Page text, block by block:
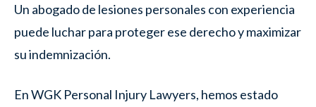
Un abogado de lesiones personales con experiencia
puede luchar para proteger ese derecho y maximizar
su indemnización.
En WGK Personal Injury Lawyers, hemos estado